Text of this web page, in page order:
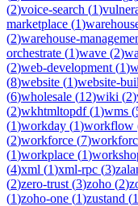
(2)voice-search (1)
marketplace (1)
(2)warehouse-
orchestrate (1)wave (2)
(2)web-development (1)
(8)website (1)website-
(6)wholesale (12)wiki (2)
(2)wkhtmltopdf(1)wms (
(1)workday (1)workflow
(2)workforce (7)
(1)workplace (1)
(4)xml (1)xml-rpc (3)
(2)zero-trust (3)zoho (2)
(1)zoho-one (1)zustand (1